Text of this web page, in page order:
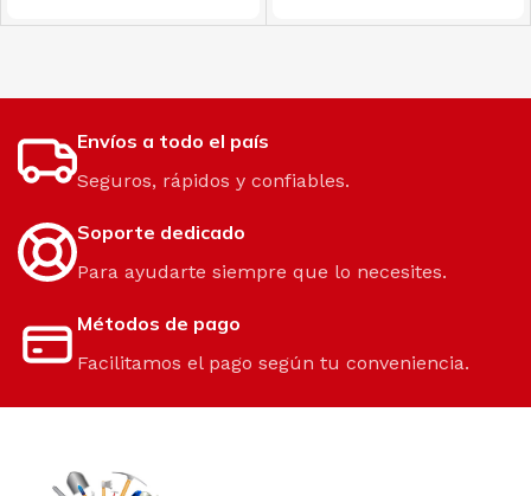
Envíos a todo el país
Seguros, rápidos y confiables.
Soporte dedicado
Para ayudarte siempre que lo necesites.
Métodos de pago
Facilitamos el pago según tu conveniencia.